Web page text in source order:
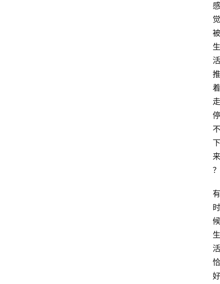
感
觉
被
生
活
推
着
走
停
不
下
来
？
有
时
候
生
活
恰
好